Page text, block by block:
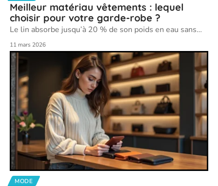
Meilleur matériau vêtements : lequel
choisir pour votre garde-robe ?
Le lin absorbe jusqu’à 20 % de son poids en eau sans…
11 mars 2026
MODE